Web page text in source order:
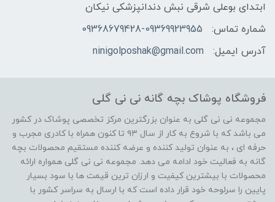
ابتدای بوعلی شرقی نبش دندانپزشکی نیکان
شماره تماس:
09368679428-09369923955
آدرس ایمیل:
ninigolposhak@gmail.com
فروشگاه پوشاک بچه گانه نی نی گلی
مجموعه نی نی گلی به عنوان بزرگترین مرکز تخصصی پوشاک در کشور
می باشد که با شروع به کار از سال ۹۳ تا کنون همراه با کادری مجرب و
حرفه ای ، به عنوان تولید کننده و عرضه کننده مستقیم محصولات بچه
گانه به فعالیت خود ادامه می دهد. مجموعه نی نی گلی همواره ارائه
محصولات با بیشترین کیفیت و ارزان ترین قیمت ها با سود بسیار
پایین را سرلوحه خود قرار داده است که با ارسال به سراسر کشور با